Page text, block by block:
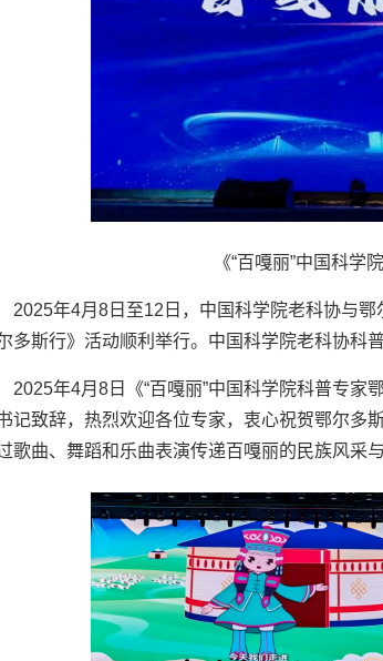
《“百嘎丽”中国科
2025年4月8日至12日，中国科学院老科协与
多斯行》活动顺利举行。中国科学院老科协科
2025年4月8日《“百嘎丽”中国科学院科普专
记致辞，热烈欢迎各位专家，衷心祝贺鄂尔多
歌曲、舞蹈和乐曲表演传递百嘎丽的民族风采与